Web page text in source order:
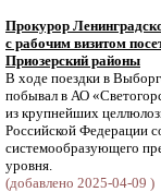
Прокурор
с рабочим визитом
Приозерский районы
В ходе поездки в
побывал в АО
из крупнейших
Российской Федерации
системообразующего
уровня.
(добавлено 2025-04-09 )